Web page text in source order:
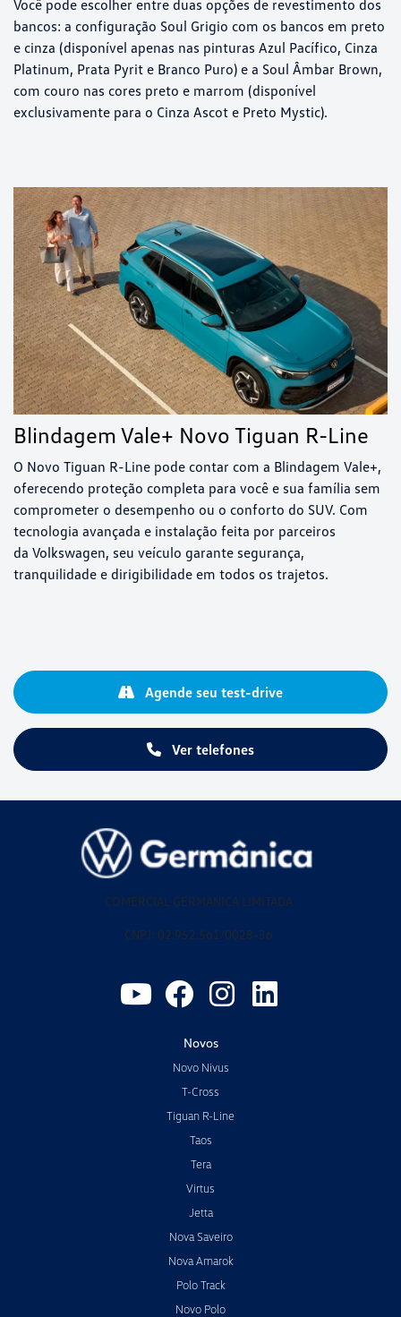
Você pode escolher entre duas opções de revestimento dos
bancos: a configuração Soul Grigio com os bancos em preto
e cinza (disponível apenas nas pinturas Azul Pacífico, Cinza
Platinum, Prata Pyrit e Branco Puro) e a Soul Âmbar Brown,
com couro nas cores preto e marrom (disponível
exclusivamente para o Cinza Ascot e Preto Mystic).
Blindagem Vale+ Novo Tiguan R-Line
O Novo Tiguan R-Line pode contar com a Blindagem Vale+,
oferecendo proteção completa para você e sua família sem
comprometer o desempenho ou o conforto do SUV. Com
tecnologia avançada e instalação feita por parceiros
da Volkswagen, seu veículo garante segurança,
tranquilidade e dirigibilidade em todos os trajetos.
Ver telefones
Agende seu test-drive
COMERCIAL GERMANICA LIMITADA
CNPJ: 02.952.561/0028-36
Novos
Novo Nivus
T-Cross
Tiguan R-Line
Taos
Tera
Virtus
Jetta
Nova Saveiro
Nova Amarok
Polo Track
Novo Polo